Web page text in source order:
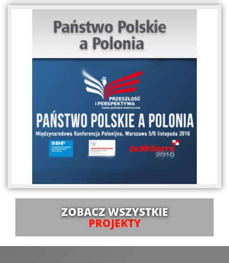
ZOBACZ WSZYSTKIE
PROJEKTY